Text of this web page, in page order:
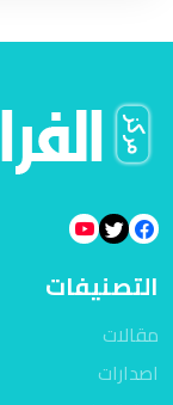
التصنيفات
مقالات
اصدارات